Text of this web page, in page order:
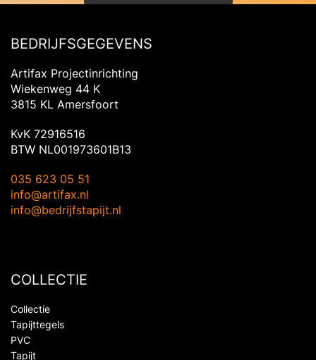
BEDRIJFSGEGEVENS
Artifax Projectinrichting
Wiekenweg 44 K
3815 KL Amersfoort
KvK 72916516
BTW NL001973601B13
035 623 05 51
info@artifax.nl
info@bedrijfstapijt.nl
COLLECTIE
Collectie
Tapijttegels
PVC
Tapijt